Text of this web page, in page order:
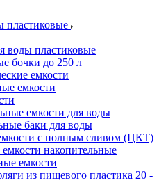
пластиковые
воды пластиковые
бочки до 250 л
емкости
емкости
емкости для воды
баки для воды
с полным сливом (ЦКТ)
накопительные
емкости
из пищевого пластика 20 -